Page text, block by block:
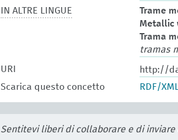
IN ALTRE LINGUE
Trame
Metallic
Trama
tramas
URI
http://
Scarica questo concetto
RDF/XML
Sentitevi liberi di collaborare e di inviare